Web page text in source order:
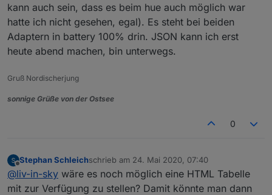
kann auch sein, dass es beim hue auch möglich war
hatte ich nicht gesehen, egal). Es steht bei beiden
Adaptern in battery 100% drin. JSON kann ich erst
heute abend machen, bin unterwegs.
Gruß Nordischerjung
sonnige Grüße von der Ostsee
0
Offline
Stephan Schleichschrieb am 24. Mai 2020, 07:40
zuletzt editiert von
@liv-in-sky wäre es noch möglich eine HTML Tabelle
mit zur Verfügung zu stellen? Damit könnte man dann